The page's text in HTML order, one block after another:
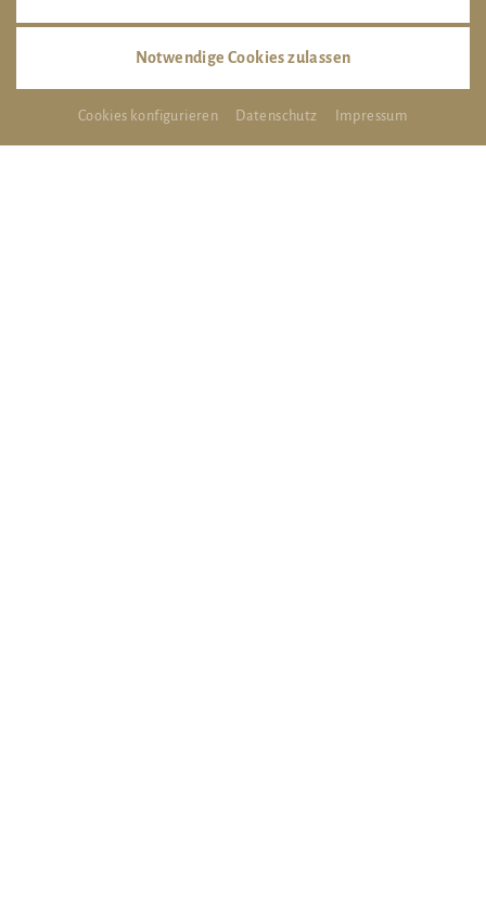
Notwendige Cookies zulassen
Cookies konfigurieren Datenschutz Impressum
Skigebiete rund um das Hotel
SKIGEBIET ALTENAU